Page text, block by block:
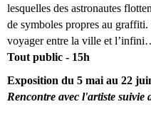
lesquelles des astronautes
de symboles propres au
voyager entre la ville et
Tout public - 15h
Exposition du 5 mai au 22
Rencontre avec l'artiste